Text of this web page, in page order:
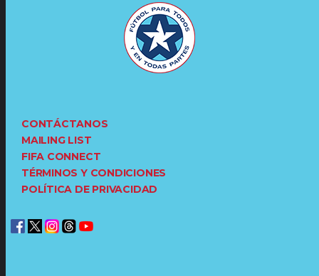
CONTÁCTANOS
MAILING LIST
FIFA CONNECT
TÉRMINOS Y CONDICIONES
POLÍTICA DE PRIVACIDAD